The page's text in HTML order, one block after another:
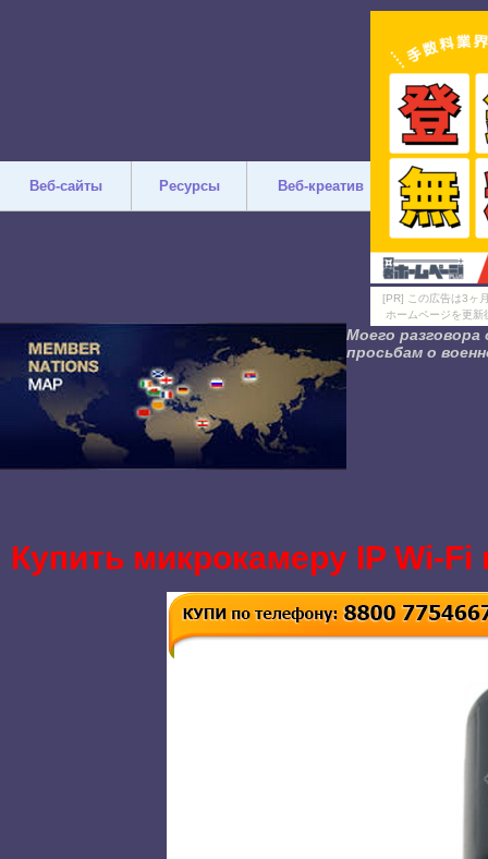
[PR] この広告は3ヶ
ホームページを更
Моего
просьбам о
Купить микрокамеру IP Wi-
Веб-сайты Ресурсы Веб-креатив Дизайн